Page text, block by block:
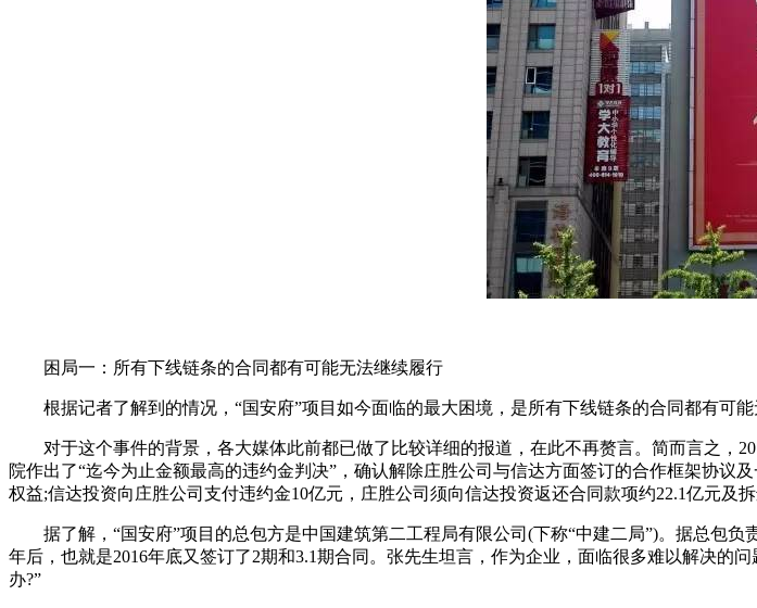
困局一：所有下线链条的合同都有可能无法继续履行
根据记者了解到的情况，“国安府”项目如今面临的最大困境，是所有下线链条的合同都有可能
对于这个事件的背景，各大媒体此前都已做了比较详细的报道，在此不再赘言。简而言之，
院作出了“迄今为止金额最高的违约金判决”，确认解除庄胜公司与信达方面签订的合作框架协议
权益;信达投资向庄胜公司支付违约金10亿元，庄胜公司须向信达投资返还合同款项约22.1亿元及拆
据了解，“国安府”项目的总包方是中国建筑第二工程局有限公司(下称“中建二局”)。据总包负
年后，也就是2016年底又签订了2期和3.1期合同。张先生坦言，作为企业，面临很多难以解决的
办?”